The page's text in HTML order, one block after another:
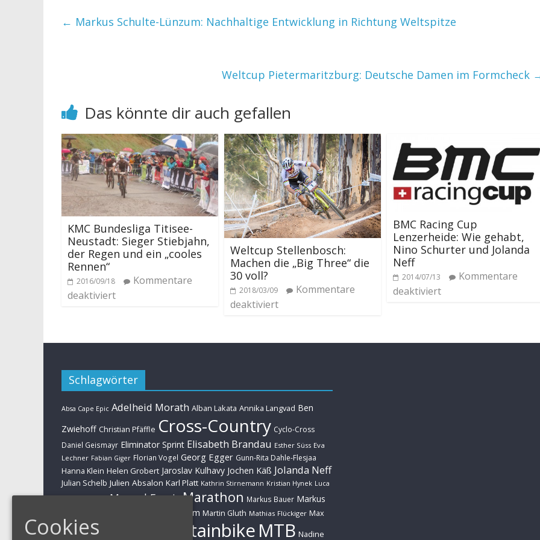
← Markus Schulte-Lünzum: Nachhaltige Entwicklung in Richtung Weltspitze
Weltcup Pietermaritzburg: Deutsche Damen im Formcheck
Das könnte dir auch gefallen
KMC Bundesliga Titisee-
Neustadt: Sieger Stiebjahn,
der Regen und ein „cooles
Rennen“
2016/09/18
Kommentare
deaktiviert
Weltcup Stellenbosch:
Machen die „Big Three“ die
30 voll?
2018/03/09
Kommentare
deaktiviert
BMC Racing Cup
Lenzerheide: Wie gehabt,
Nino Schurter und Jolanda
Neff
2014/07/13
Kommentare
deaktiviert
Schlagwörter
Absa Cape Epic Adelheid Morath Alban Lakata Annika Langvad Ben
Zwiehoff Christian Pfäffle Cross-Country Cyclo-Cross
Daniel Geismayr Eliminator Sprint Elisabeth Brandau Esther Süss Eva
Lechner Fabian Giger Florian Vogel Georg Egger Gunn-Rita Dahle-Flesjaa
Hanna Klein Helen Grobert Jaroslav Kulhavy Jochen Käß Jolanda Neff
Julian Schelb Julien Absalon Karl Platt Kathrin Stirnemann Kristian Hynek Luca
Manuel FumicMarathon Markus Bauer Markus
Markus Schulte-Lünzum Martin Gluth Mathias Flückiger Max
Brandl Moritz Milatz Mountainbike MTB Nadine
Cookies